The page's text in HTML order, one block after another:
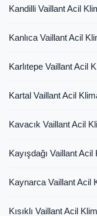
Kandilli Vaillant Acil
Kanlıca Vaillant Acil
Karlıtepe Vaillant Acil
Kartal Vaillant Acil
Kavacık Vaillant Acil
Kayışdağı Vaillant
Kaynarca Vaillant Acil
Kısıklı Vaillant Acil